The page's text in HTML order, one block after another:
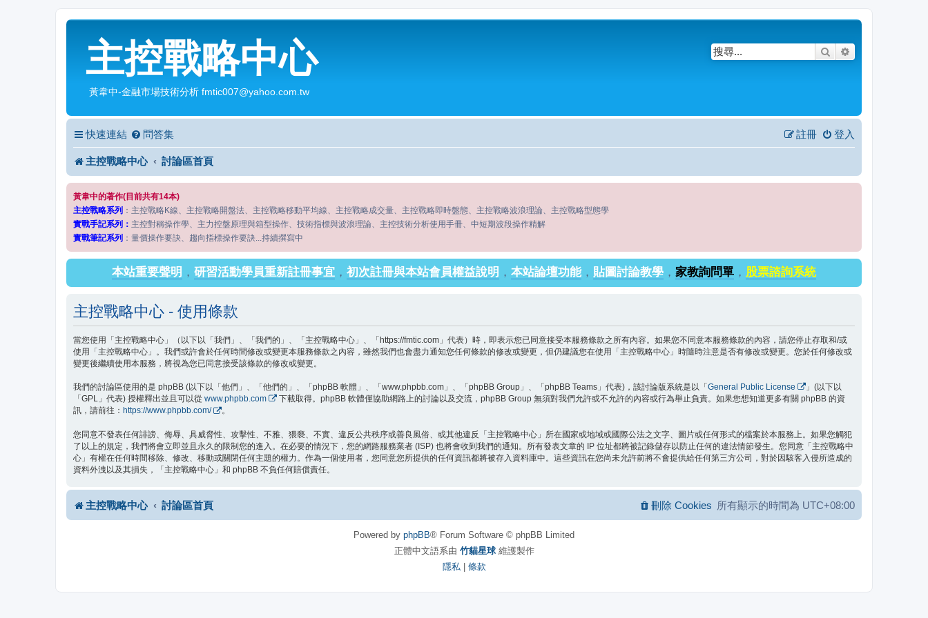
主控戰略中心
黃韋中-金融市場技術分析 fmtic007@yahoo.com.tw
搜尋
快速連結 問答集 登入
註冊
主控戰略中心 討論區首頁
黃韋中的著作(目前共有14本)
主控戰略系列 ：主控戰略K線、主控戰略開盤法、主控戰略移動平均線、主控戰略成交量、主控戰略即時盤態、主控戰略波浪理論、主控戰略型態學
實戰手記系列： 主控對稱操作學、主力控盤原理與箱型操作、技術指標與波浪理論、主控技術分析使用手冊、中短期波段操作精解
實戰筆記系列 ：量價操作要訣、趨向指標操作要訣...持續撰寫中
本站重要聲明 ， 研習活動學員重新註冊事宜 ， 初次註冊與本站會員權益說明 ， 本站論壇功能， 貼圖討論教學 ， 家教詢問單 ， 股票諮詢系統
主控戰略中心 - 使用條款
當您使用「主控戰略中心」（以下以「我們」、「我們的」、「主控戰略中心」、「https://fmtic.com」代表）時，即表示您已同意接受本服務條款之所有內容。如果您不同意本服務條款的內容，請您停止存取和/或
使用「主控戰略中心」。我們或許會於任何時間修改或變更本服務條款之內容，雖然我們也會盡力通知您任何條款的修改或變更，但仍建議您在使用「主控戰略中心」時隨時注意是否有修改或變更。您於任何修改或
變更後繼續使用本服務，將視為您已同意接受該條款的修改或變更。
我們的討論區使用的是 phpBB (以下以「他們」、「他們的」、「phpBB 軟體」、「www.phpbb.com」、「phpBB Group」、「phpBB Teams」代表)，該討論版系統是以「General Public License
」(以下以
「GPL」代表) 授權釋出並且可以從 www.phpbb.com
下載取得。phpBB 軟體僅協助網路上的討論以及交流，phpBB Group 無須對我們允許或不允許的內容或行為舉止負責。如果您想知道更多有關 phpBB 的資
訊，請前往： https://www.phpbb.com/ 。
您同意不發表任何誹謗、侮辱、具威脅性、攻擊性、不雅、猥褻、不實、違反公共秩序或善良風俗、或其他違反「主控戰略中心」所在國家或地域或國際公法之文字、圖片或任何形式的檔案於本服務上。如果您觸犯
了以上的規定，我們將會立即並且永久的限制您的進入。在必要的情況下，您的網路服務業者 (ISP) 也將會收到我們的通知。所有發表文章的 IP 位址都將被記錄儲存以防止任何的違法情節發生。您同意「主控戰略中
心」有權在任何時間移除、修改、移動或關閉任何主題的權力。作為一個使用者，您同意您所提供的任何資訊都將被存入資料庫中。這些資訊在您尚未允許前將不會提供給任何第三方公司，對於因駭客入侵所造成的
資料外洩以及其損失，「主控戰略中心」和 phpBB 不負任何賠償責任。
主控戰略中心 討論區首頁 所有顯示的時間為 UTC+08:00
刪除 Cookies
Powered by phpBB® Forum Software © phpBB Limited
正體中文語系由 竹貓星球維護製作
隱私 | 條款